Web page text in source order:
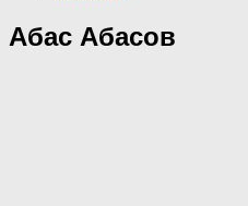
Абас Абасов